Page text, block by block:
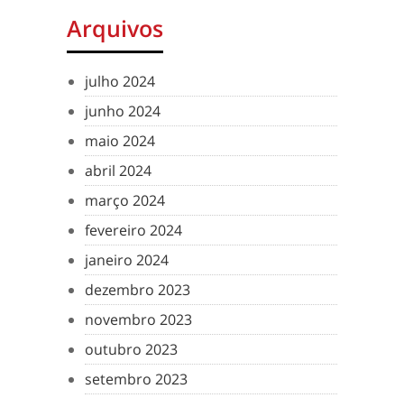
Arquivos
julho 2024
junho 2024
maio 2024
abril 2024
março 2024
fevereiro 2024
janeiro 2024
dezembro 2023
novembro 2023
outubro 2023
setembro 2023